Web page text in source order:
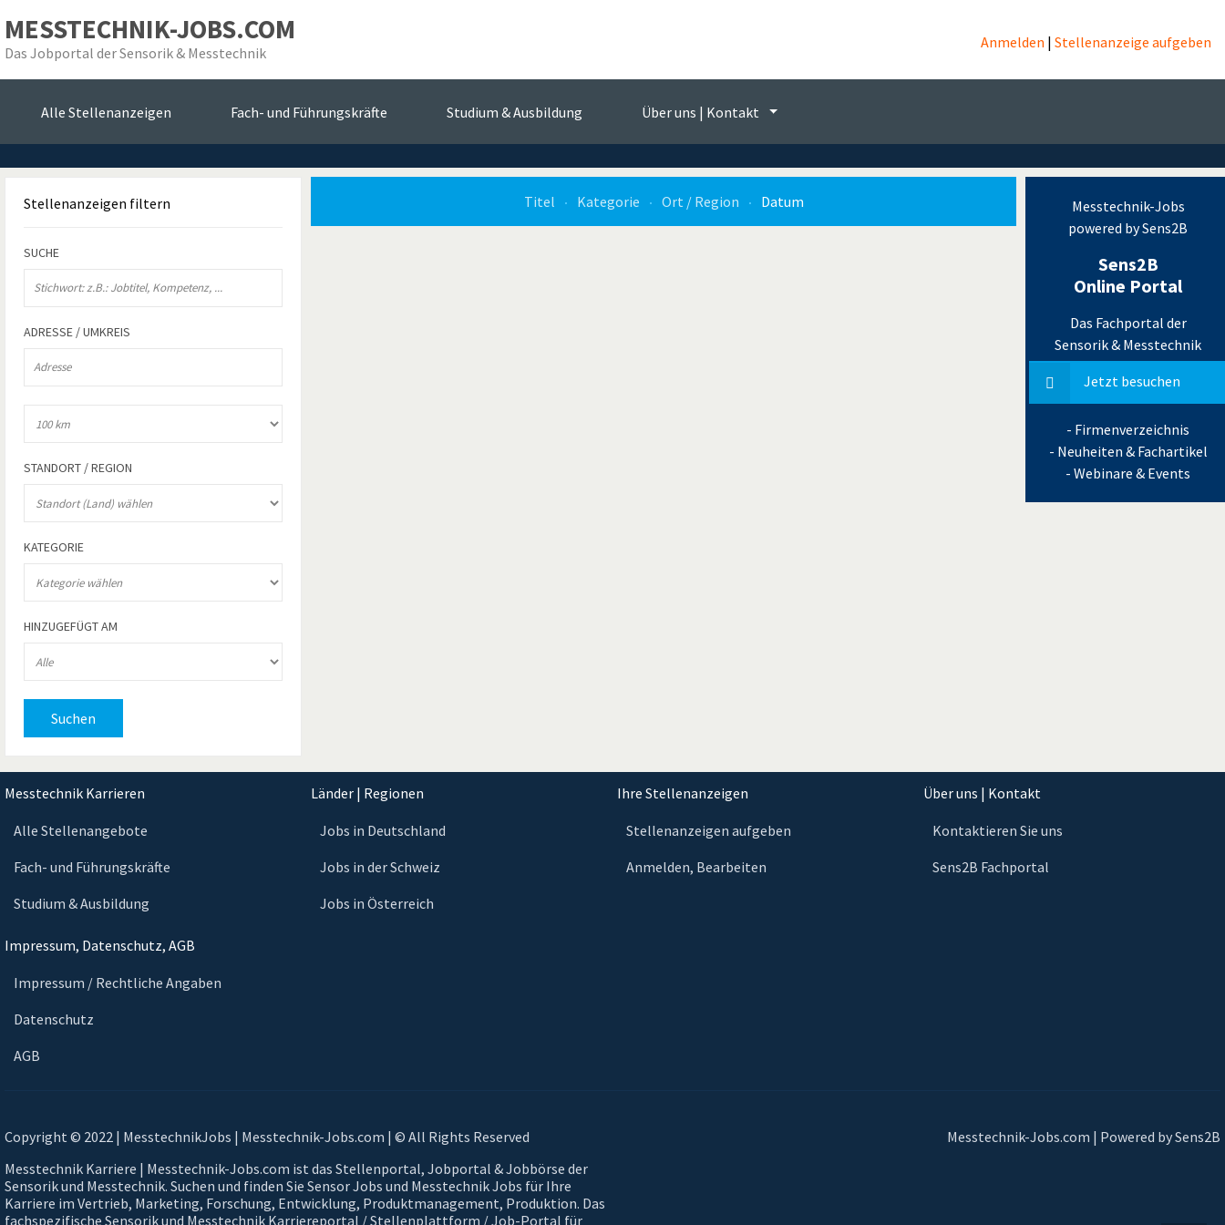
MESSTECHNIK-JOBS.COM
Das Jobportal der Sensorik & Messtechnik
Anmelden | Stellenanzeige aufgeben
Alle Stellenanzeigen Fach- und Führungskräfte Studium & Ausbildung Über uns | Kontakt
Machen Sie den nächsten Schritt in Ihrer
Titel Kategorie Ort / Region Datum
Stellenanzeigen filtern
SUCHE
ADRESSE / UMKREIS
STANDORT / REGION
KATEGORIE
HINZUGEFÜGT AM
Suchen
Messtechnik-Jobs
powered by Sens2B
Sens2B
Online Portal
Das Fachportal der
Sensorik & Messtechnik
Jetzt besuchen
- Firmenverzeichnis
- Neuheiten & Fachartikel
- Webinare & Events
Messtechnik Karrieren
Alle Stellenangebote
Fach- und Führungskräfte
Studium & Ausbildung
Impressum, Datenschutz, AGB
Impressum / Rechtliche Angaben
Datenschutz
AGB
Länder | Regionen
Jobs in Deutschland
Jobs in der Schweiz
Jobs in Österreich
Ihre Stellenanzeigen
Stellenanzeigen aufgeben
Anmelden, Bearbeiten
Über uns | Kontakt
Kontaktieren Sie uns
Sens2B Fachportal
Copyright © 2022 | MesstechnikJobs | Messtechnik-Jobs.com | © All Rights Reserved
Messtechnik Karriere | Messtechnik-Jobs.com ist das Stellenportal, Jobportal & Jobbörse der
Sensorik und Messtechnik. Suchen und finden Sie Sensor Jobs und Messtechnik Jobs für Ihre
Karriere im Vertrieb, Marketing, Forschung, Entwicklung, Produktmanagement, Produktion. Das
fachspezifische Sensorik und Messtechnik Karriereportal / Stellenplattform / Job-Portal für
Messtechnik-Jobs.com | Powered by Sens2B